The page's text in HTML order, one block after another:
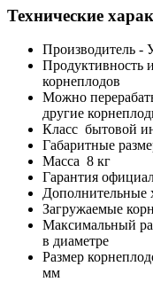
Технические
Производитель -
Продуктивность
корнеплодов
Можно
другие
Класс бытовой
Габаритные
Масса 8 кг
Гарантия
Дополнительные
Загружаемые
Максимальный
в диаметре
Размер
мм